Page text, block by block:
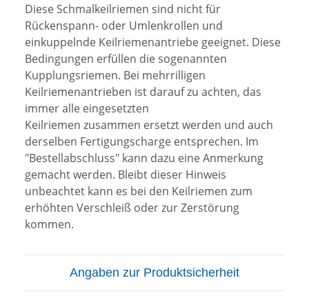
Diese Schmalkeilriemen sind nicht für
Rückenspann- oder Umlenkrollen und
einkuppelnde Keilriemenantriebe geeignet. Diese
Bedingungen erfüllen die sogenannten
Kupplungsriemen. Bei mehrrilligen
Keilriemenantrieben ist darauf zu achten, das
immer alle eingesetzten
Keilriemen zusammen ersetzt werden und auch
derselben Fertigungscharge entsprechen. Im
"Bestellabschluss" kann dazu eine Anmerkung
gemacht werden. Bleibt dieser Hinweis
unbeachtet kann es bei den Keilriemen zum
erhöhten Verschleiß oder zur Zerstörung
kommen.
Angaben zur Produktsicherheit